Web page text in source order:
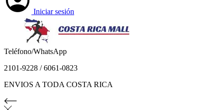
Iniciar sesión
Teléfono/WhatsApp
2101-9228 / 6061-0823
ENVIOS A TODA COSTA RICA